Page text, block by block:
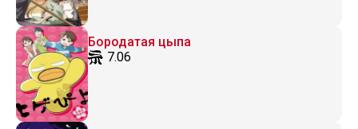
Бородатая цыпа
7.06